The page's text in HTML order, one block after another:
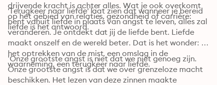
drijvende kracht is achter alles. Wat je ook overkomt
op het gebied van relaties, gezondheid of carrière:
liefde is het antwoord.
'Terugkeer naar liefde' laat zien dat wanneer je bereid
bent vanuit liefde in plaats van angst te leven, alles zal
veranderen. Je ontdekt dat jij de liefde bent. Liefde
maakt onszelf en de wereld beter. Dat is het wonder:
het optrekken van de mist, een omslag in de
waarneming, een terugkeer naar liefde.
‘Onze grootste angst is niet dat we niet genoeg zijn.
Onze grootste angst is dat we over grenzeloze macht
beschikken. Het lezen van deze zinnen maakte